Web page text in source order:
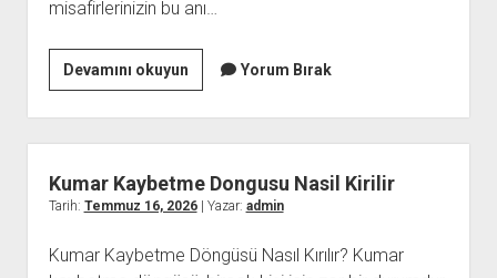
misafirlerinizin bu anı…
Devamını okuyunBride
Organizasyonlarinda
Hediyelik
Onerileri
Yorum Bırak
Kumar Kaybetme Dongusu Nasil Kirilir
Tarih: Temmuz 16, 2026| Yazar: admin
Kumar Kaybetme Döngüsü Nasıl Kırılır? Kumar